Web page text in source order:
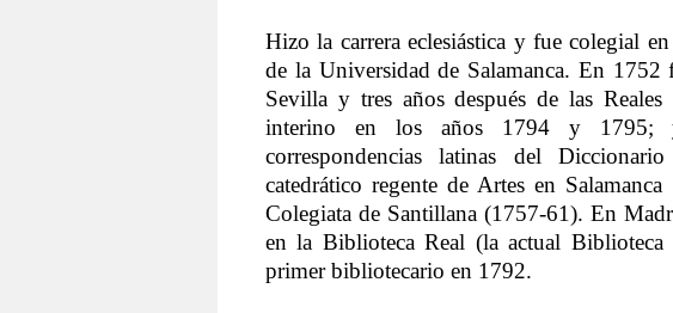
Hizo la carrera eclesiástica y fue colegial
de la Universidad de Salamanca. En 1752
Sevilla y tres años después de las
interino en los años 1794 y 1795;
correspondencias latinas del
catedrático regente de Artes en
Colegiata de Santillana (1757-61). En
en la Biblioteca Real (la actual
primer bibliotecario en 1792.